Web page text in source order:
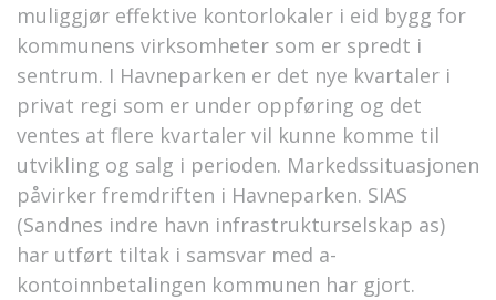
muliggjør effektive kontorlokaler i eid bygg for
kommunens virksomheter som er spredt i
sentrum. I Havneparken er det nye kvartaler i
privat regi som er under oppføring og det
ventes at flere kvartaler vil kunne komme til
utvikling og salg i perioden. Markedssituasjonen
påvirker fremdriften i Havneparken. SIAS
(Sandnes indre havn infrastrukturselskap as)
har utført tiltak i samsvar med a-
kontoinnbetalingen kommunen har gjort.